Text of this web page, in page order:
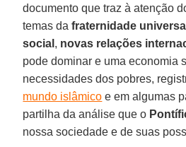
documento que traz à atenção
temas dafraternidade universal
social , novas relações
pode dominar e uma economia
necessidades dos pobres,
mundo islâmico e em algumas
partilha da análise que o
nossa sociedade e de suas